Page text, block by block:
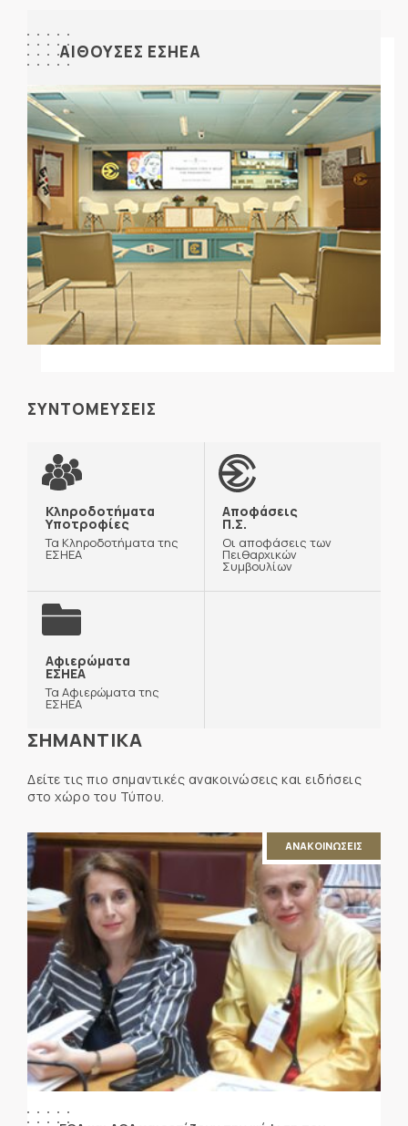
ΑΙΘΟΥΣΕΣ ΕΣΗΕΑ
ΣΥΝΤΟΜΕΥΣΕΙΣ
Κληροδοτήματα
Υποτροφίες
Τα Κληροδοτήματα της
ΕΣΗΕΑ
Αποφάσεις
Π.Σ.
Οι αποφάσεις των
Πειθαρχικών
Συμβουλίων
Αφιερώματα
ΕΣΗΕΑ
Τα Αφιερώματα της
ΕΣΗΕΑ
ΣΗΜΑΝΤΙΚΑ
Δείτε τις πιο σημαντικές ανακοινώσεις και ειδήσεις
στο χώρο του Τύπου.
ΑΝΑΚΟΙΝΩΣΕΙΣ